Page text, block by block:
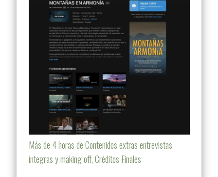
Más de 4 horas de Contenidos extras entrevistas
íntegras y making off, Créditos Finales